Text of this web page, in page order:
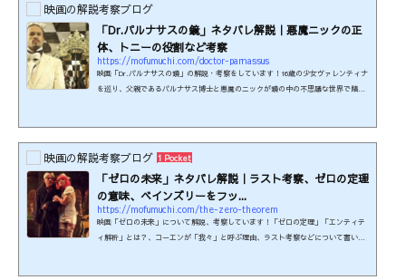
映画の解説考察ブログ
「Dr.パルナサスの鏡」ネタバレ解説｜悪魔ニックの正
体、トニーの役割など考察
https://mofumuchi.com/doctor-parnassus
映画「Dr.パルナサスの鏡」の解説・考察をしています！16歳の少女ヴァレンティナ
を巡り、父親であるパルナサス博士と悪魔のニックが鏡の中の不思議な世界で賭け
ャールズ・マッケオンこの映画はPG-12の年齢制限があ...
映画の解説考察ブログ 1 Pocket
「ゼロの未来」ネタバレ解説｜ラスト考察、ゼロの定理
の意味、ベインズリーをフッ...
https://mofumuchi.com/the-zero-theorem
映画「ゼロの未来」について解説、考察しています！「ゼロの定理」「エンティテ
ィ解析」とは？、コーエンが「我々」と呼ぶ理由、ラスト考察などについて書いて